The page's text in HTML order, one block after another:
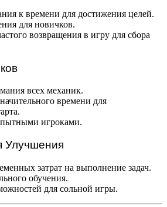
к времени для достижения целей.
для новичков.
возвращения в игру для сбора
всех механик.
времени для
игроками.
Улучшения
затрат на выполнение задач.
обучения.
для сольной игры.